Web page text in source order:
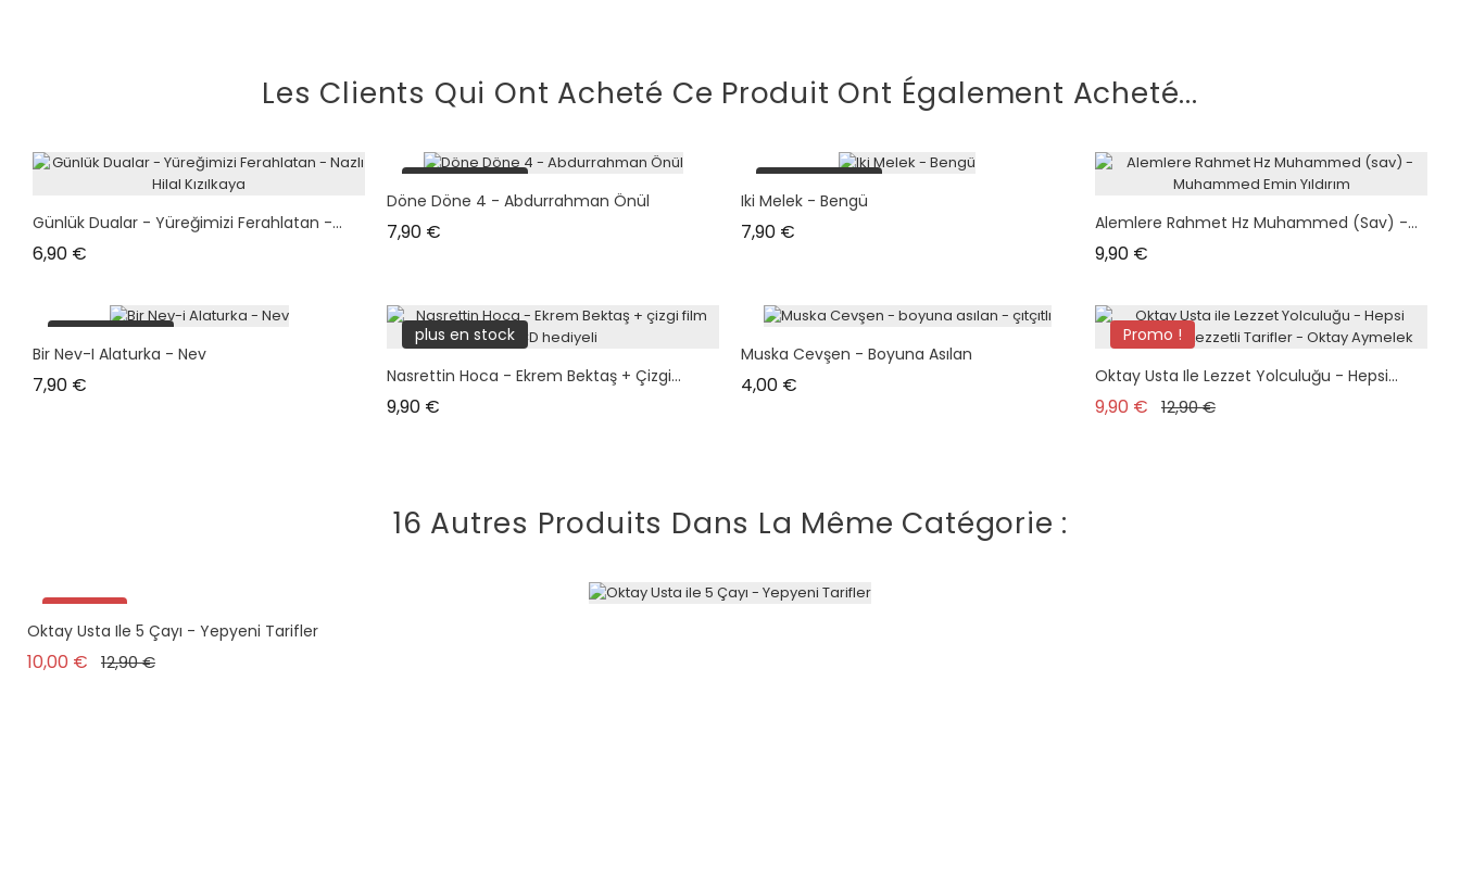
Les Clients Qui Ont Acheté Ce Produit Ont Également Acheté...
Günlük Dualar - Yüreğimizi Ferahlatan -...
6,90 €
plus en stock
Döne Döne 4 - Abdurrahman Önül
7,90 €
plus en stock
Iki Melek - Bengü
7,90 € Alemlere Rahmet Hz Muhammed (sav) -...
9,90 €
plus en stock
Bir Nev-I Alaturka - Nev
7,90 €
plus en stock
Nasrettin Hoca - Ekrem Bektaş + Çizgi...
9,90 €
Muska Cevşen - Boyuna Asılan
4,00 €
Promo !
Oktay Usta Ile Lezzet Yolculuğu - Hepsi...
9,90 € Prix de base
12,90 €Prix
16 Autres Produits Dans La Même Catégorie :
Promo !
Oktay Usta Ile 5 Çayı - Yepyeni Tarifler
10,00 € Prix de base
12,90 €Prix